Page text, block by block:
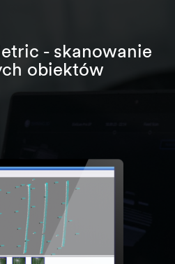
- skanowanie
obiektów